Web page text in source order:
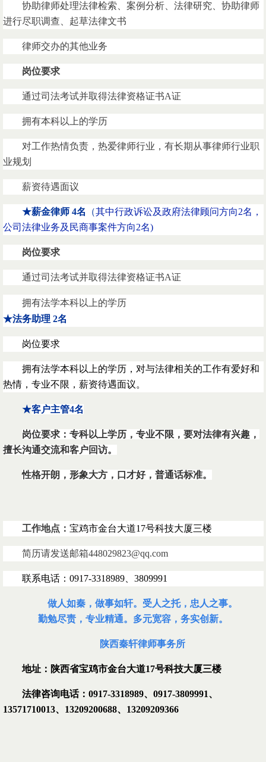
协助律师处理法律检索、案例分析、法律研究、协助律师
进行尽职调查、起草法律文书
律师交办的其他业务
岗位要求
通过司法考试并取得法律资格证书A证
拥有本科以上的学历
对工作热情负责，热爱律师行业，有长期从事律师行业职
业规划
薪资待遇面议
★薪金律师4名 （其中行政诉讼及政府法律顾问方向2名，
公司法律业务及民商事案件方向2名)
岗位要求
通过司法考试并取得法律资格证书A证
拥有法学本科以上的学历
★法务助理 2名
岗位要求
拥有法学本科以上的学历，对与法律相关的工作有爱好和
热情，专业不限，薪资待遇面议。
★客户主管4名
岗位要求：专科以上学历，专业不限，要对法律有兴趣，
擅长沟通交流和客户回访。
性格开朗，形象大方，口才好，普通话标准。
工作地点： 宝鸡市金台大道17号科技大厦三楼
简历请发送邮箱448029823@qq.com
联系电话：0917-3318989、3809991
做人如秦，做事如轩。受人之托，忠人之事。
勤勉尽责，专业精通。多元宽容，务实创新。
陕西秦轩律师事务所
地址：陕西省宝鸡市金台大道17号科技大厦三楼
法律咨询电话： 0917-3318989、 0917-3809991、
13571710013、 13209200688、 13209209366